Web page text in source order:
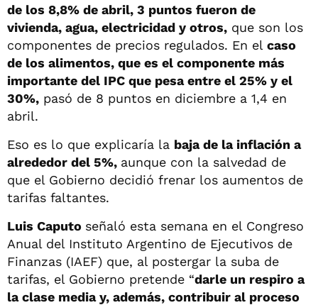
de los 8,8% de abril, 3 puntos fueron de
vivienda, agua, electricidad y otros, que son los
componentes de precios regulados. En el caso
de los alimentos, que es el componente más
importante del IPC que pesa entre el 25% y el
30%, pasó de 8 puntos en diciembre a 1,4 en
abril.
Eso es lo que explicaría la baja de la inflación a
alrededor del 5%, aunque con la salvedad de
que el Gobierno decidió frenar los aumentos de
tarifas faltantes.
Luis Caputo señaló esta semana en el Congreso
Anual del Instituto Argentino de Ejecutivos de
Finanzas (IAEF) que, al postergar la suba de
tarifas, el Gobierno pretende “darle un respiro a
la clase media y, además, contribuir al proceso